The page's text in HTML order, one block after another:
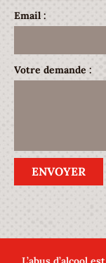
Email :
Votre demande :
ENVOYER